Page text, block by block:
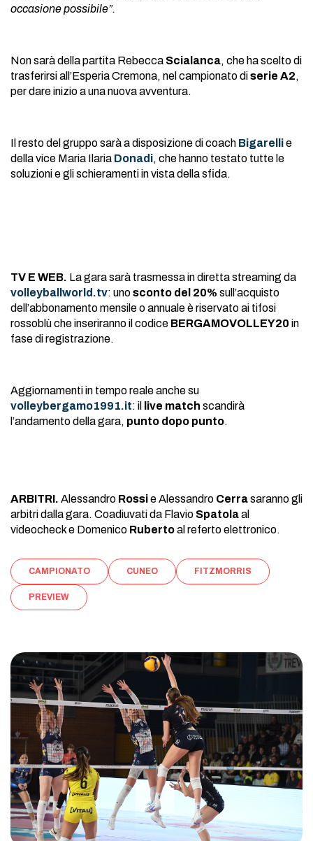
occasione possibile”.
Non sarà della partita Rebecca Scialanca, che ha scelto di
trasferirsi all’Esperia Cremona, nel campionato diserie A2,
per dare inizio a una nuova avventura.
Il resto del gruppo sarà a disposizione di coach Bigarellie
della vice Maria Ilaria Donadi, che hanno testato tutte le
soluzioni e gli schieramenti in vista della sfida.
TV E WEB. La gara sarà trasmessa in diretta streaming da
volleyballworld.tv: unosconto del 20% sull’acquisto
dell’abbonamento mensile o annuale è riservato ai tifosi
rossoblù che inseriranno il codice BERGAMOVOLLEY20 in
fase di registrazione.
Aggiornamenti in tempo reale anche su
volleybergamo1991.it: il live match scandirà
l’andamento della gara, punto dopo punto.
ARBITRI. Alessandro Rossie Alessandro Cerrasaranno gli
arbitri dalla gara. Coadiuvati da Flavio Spatolaal
videocheck e Domenico Rubertoal referto elettronico.
CAMPIONATO CUNEO FITZMORRIS
PREVIEW